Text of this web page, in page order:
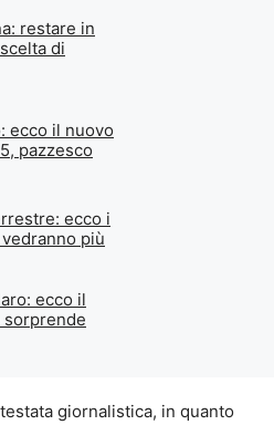
restare in
di
ecco il nuovo
pazzesco
ecco i
più
ecco il
giornalistica, in quanto